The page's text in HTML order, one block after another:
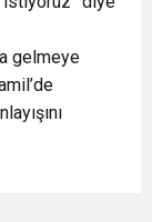
gelmeye